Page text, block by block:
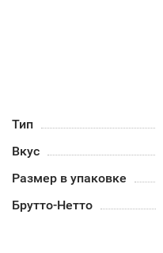
Тип
Вкус
Размер в упаковке
Брутто-Нетто